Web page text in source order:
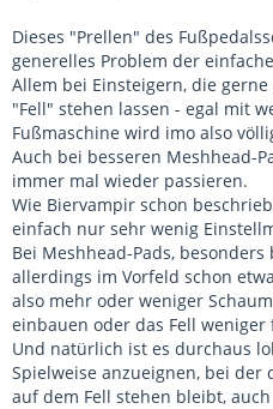
Dieses "Prellen" des
generelles Problem der
Allem bei Einsteigern, die
"Fell" stehen lassen - egal mit
Fußmaschine wird imo also
Auch bei besseren Meshhead-
immer mal wieder passieren.
Wie Biervampir schon
einfach nur sehr wenig
Bei Meshhead-Pads,
allerdings im Vorfeld schon
also mehr oder weniger
einbauen oder das Fell weniger
Und natürlich ist es durchaus
Spielweise anzueignen, bei
auf dem Fell stehen bleibt,